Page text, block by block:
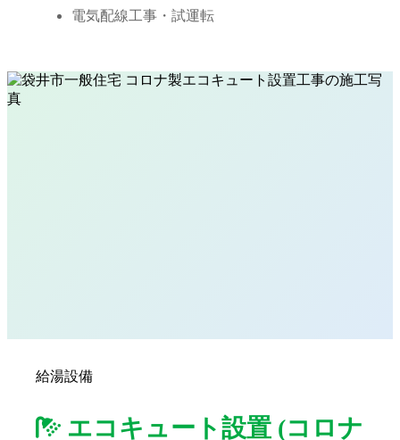
電気配線工事・試運転
給湯設備
エコキュート設置 (コロナ